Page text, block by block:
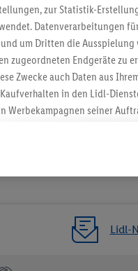
Lidl-
zur Statistik-
Datenverarbeitungen
um Dritten die
zugeordneten Endgeräte zu
Zwecke auch Daten aus
in den Lidl-
Werbekampagnen seiner
die Zusammenführung
Informationen aus Ihrem
verschiedene Endgeräte
Zielgruppenforschung, zur
Werbeausspielungen.